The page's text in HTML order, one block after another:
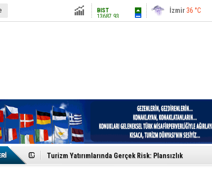
Altın6248.13 İstanbul 31 °C
Etkinlik sektörünün Çatı Kuruluşlardan İstanbul Zirvesi
Turizm Yatırımlarında Gerçek Risk: Plansızlık
Çelebi–THY İş Birliğiyle Kenya’da Güçleniyor
Global Yatırım Holding,%38 Artış: Net Kâr 46,5 Milyon